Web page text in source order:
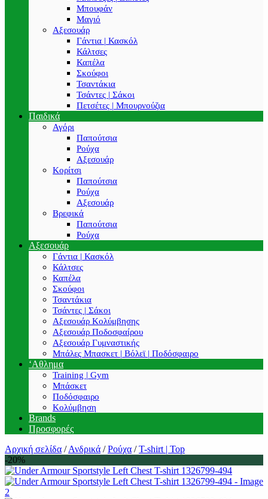
Μπουφάν
Μαγιό
Αξεσουάρ
Γάντια | Κασκόλ
Κάλτσες
Καπέλα
Σκούφοι
Τσαντάκια
Τσάντες | Σάκοι
Πετσέτες | Μπουρνούζια
Παιδικά
Αγόρι
Παπούτσια
Ρούχα
Αξεσουάρ
Κορίτσι
Παπούτσια
Ρούχα
Αξεσουάρ
Βρεφικά
Παπούτσια
Ρούχα
Αξεσουάρ
Γάντια | Κασκόλ
Κάλτσες
Καπέλα
Σκούφοι
Τσαντάκια
Τσάντες | Σάκοι
Αξεσουάρ Κολύμβησης
Αξεσουάρ Ποδοσφαίρου
Αξεσουάρ Γυμναστικής
Μπάλες Μπασκετ | Βόλεϊ | Ποδόσφαιρο
‘Αθλημα
Training | Gym
Μπάσκετ
Ποδόσφαιρο
Κολύμβηση
Brands
Προσφορές
Αρχική σελίδα /Ανδρικά / Ρούχα / T-shirt | Top
-20%